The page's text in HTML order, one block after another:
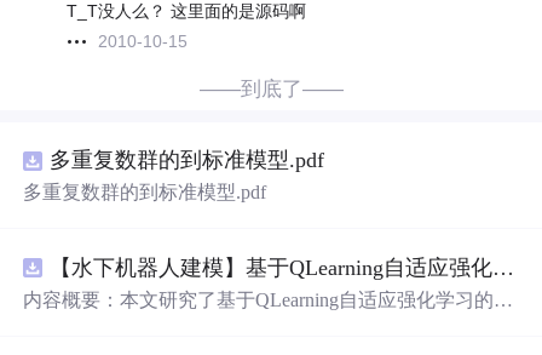
T_T没人么？ 这里面的是源码啊
2010-10-15
——到底了——
多重复数群的到标准模型.pdf
多重复数群的到标准模型.pdf
【水下机器人建模】基于QLearning自适应强化学习PID控制器在AUV中的应用研究（Matlab代码实现）
内容概要：本文研究了基于QLearning自适应强化学习的PI